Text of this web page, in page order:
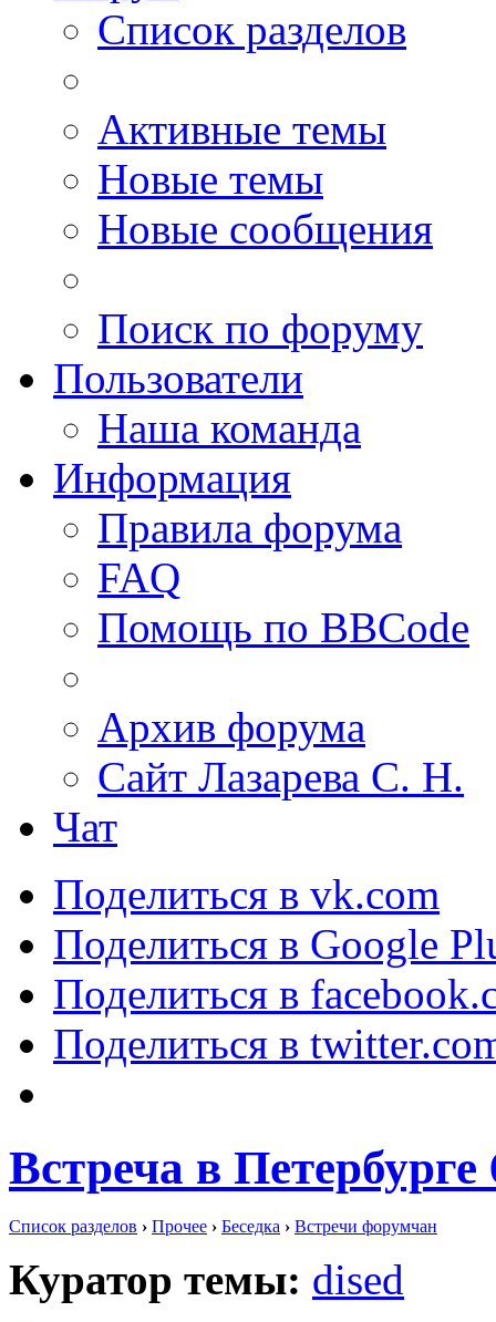
Список разделов
Активные темы
Новые темы
Новые сообщения
Поиск по форуму
Пользователи
Наша команда
Информация
Правила форума
FAQ
Помощь по BBCode
Архив форума
Сайт Лазарева С. Н.
Чат
Поделиться в vk.com
Поделиться в Google
Поделиться в
Поделиться в
Встреча в Петербурге
Список разделов › Прочее › Беседка › Встречи форумчан
Куратор темы: dised